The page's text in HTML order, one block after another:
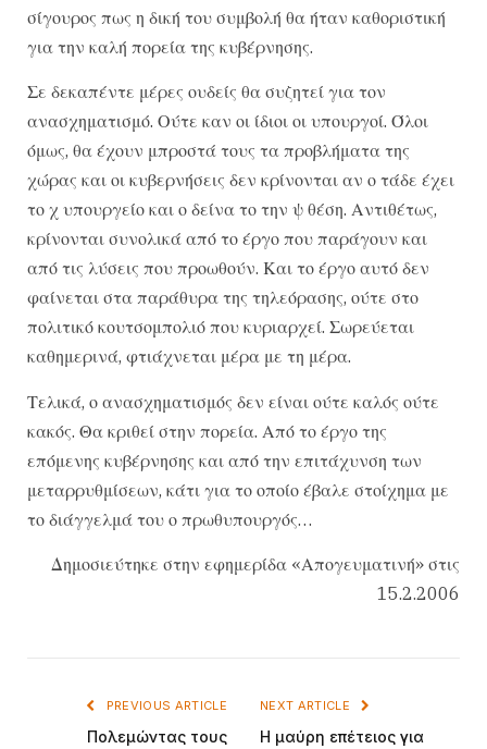
σίγουρος πως η δική του συμβολή θα ήταν καθοριστική
για την καλή πορεία της κυβέρνησης.
Σε δεκαπέντε μέρες ουδείς θα συζητεί για τον
ανασχηματισμό. Ούτε καν οι ίδιοι οι υπουργοί. Όλοι
όμως, θα έχουν μπροστά τους τα προβλήματα της
χώρας και οι κυβερνήσεις δεν κρίνονται αν ο τάδε έχει
το χ υπουργείο και ο δείνα το την ψ θέση. Αντιθέτως,
κρίνονται συνολικά από το έργο που παράγουν και
από τις λύσεις που προωθούν. Και το έργο αυτό δεν
φαίνεται στα παράθυρα της τηλεόρασης, ούτε στο
πολιτικό κουτσομπολιό που κυριαρχεί. Σωρεύεται
καθημερινά, φτιάχνεται μέρα με τη μέρα.
Τελικά, ο ανασχηματισμός δεν είναι ούτε καλός ούτε
κακός. Θα κριθεί στην πορεία. Από το έργο της
επόμενης κυβέρνησης και από την επιτάχυνση των
μεταρρυθμίσεων, κάτι για το οποίο έβαλε στοίχημα με
το διάγγελμά του ο πρωθυπουργός…
Δημοσιεύτηκε στην εφημερίδα «Απογευματινή» στις
15.2.2006
PREVIOUS ARTICLE
Πολεμώντας τους
NEXT ARTICLE
Η μαύρη επέτειος για